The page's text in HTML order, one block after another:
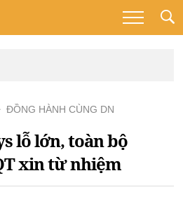
ĐỒNG HÀNH CÙNG DN
lỗ lớn, toàn bộ
xin từ nhiệm